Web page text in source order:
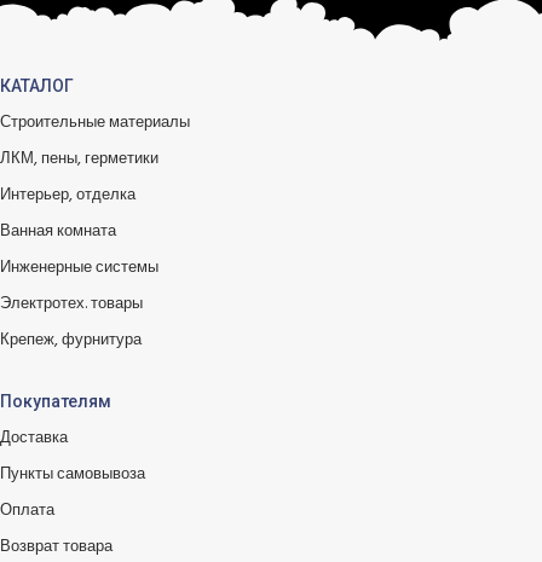
КАТАЛОГ
Строительные материалы
ЛКМ, пены, герметики
Интерьер, отделка
Ванная комната
Инженерные системы
Электротех. товары
Крепеж, фурнитура
Покупателям
Доставка
Пункты самовывоза
Оплата
Возврат товара